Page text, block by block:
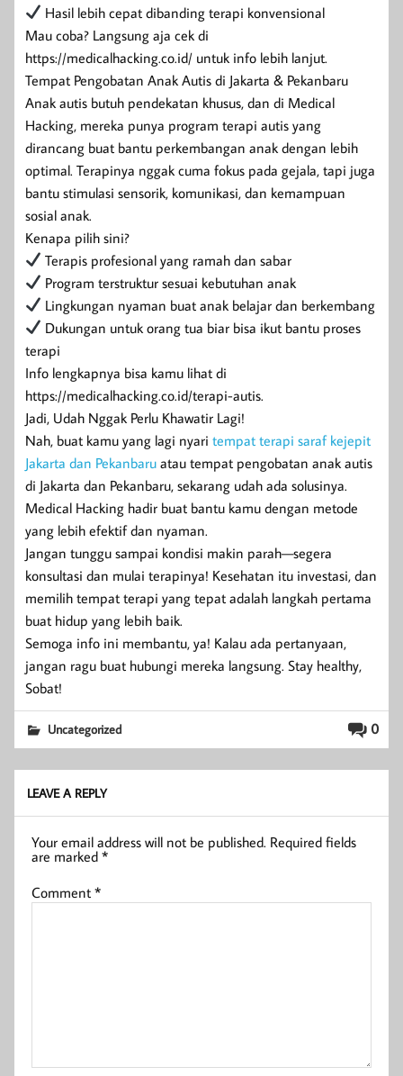
Hasil lebih cepat dibanding terapi konvensional
Mau coba? Langsung aja cek di
https://medicalhacking.co.id/ untuk info lebih lanjut.
Tempat Pengobatan Anak Autis di Jakarta & Pekanbaru
Anak autis butuh pendekatan khusus, dan di Medical
Hacking, mereka punya program terapi autis yang
dirancang buat bantu perkembangan anak dengan lebih
optimal. Terapinya nggak cuma fokus pada gejala, tapi juga
bantu stimulasi sensorik, komunikasi, dan kemampuan
sosial anak.
Kenapa pilih sini?
Terapis profesional yang ramah dan sabar
Program terstruktur sesuai kebutuhan anak
Lingkungan nyaman buat anak belajar dan berkembang
Dukungan untuk orang tua biar bisa ikut bantu proses
terapi
Info lengkapnya bisa kamu lihat di
https://medicalhacking.co.id/terapi-autis.
Jadi, Udah Nggak Perlu Khawatir Lagi!
Nah, buat kamu yang lagi nyari tempat terapi saraf kejepit
Jakarta dan Pekanbaru atau tempat pengobatan anak autis
di Jakarta dan Pekanbaru, sekarang udah ada solusinya.
Medical Hacking hadir buat bantu kamu dengan metode
yang lebih efektif dan nyaman.
Jangan tunggu sampai kondisi makin parah—segera
konsultasi dan mulai terapinya! Kesehatan itu investasi, dan
memilih tempat terapi yang tepat adalah langkah pertama
buat hidup yang lebih baik.
Semoga info ini membantu, ya! Kalau ada pertanyaan,
jangan ragu buat hubungi mereka langsung. Stay healthy,
Sobat!
0
Uncategorized
LEAVE A REPLY
Your email address will not be published. Required fields
are marked*
Comment*